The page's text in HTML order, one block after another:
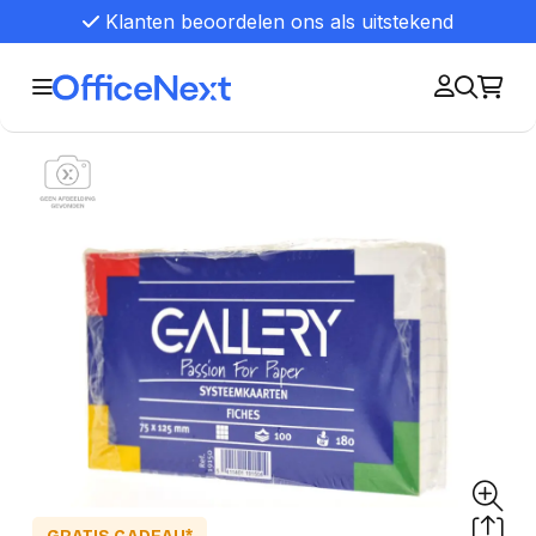
Klanten beoordelen ons als uitstekend